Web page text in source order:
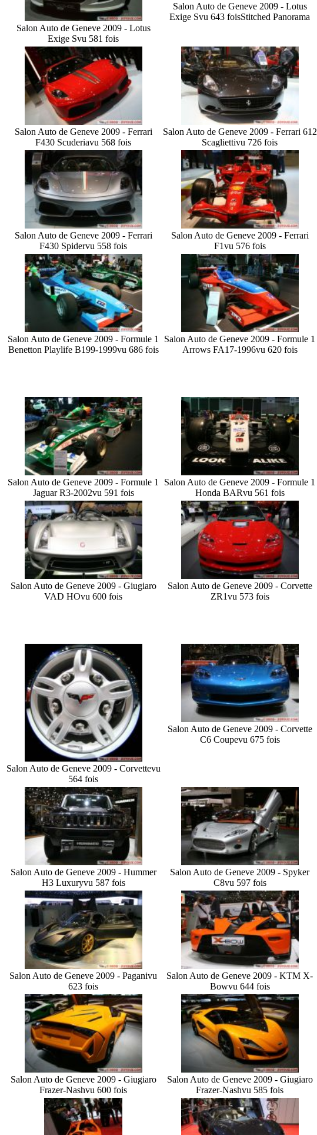
Salon Auto de Geneve 2009 - Lotus
Exige Svu 581 fois
Salon Auto de Geneve 2009 - Lotus
Exige Svu 643 foisStitched Panorama
Salon Auto de Geneve 2009 - Ferrari
F430 Scuderiavu 568 fois
Salon Auto de Geneve 2009 - Ferrari 612
Scagliettivu 726 fois
Salon Auto de Geneve 2009 - Ferrari
F430 Spidervu 558 fois
Salon Auto de Geneve 2009 - Ferrari
F1vu 576 fois
Salon Auto de Geneve 2009 - Formule 1
Benetton Playlife B199-1999vu 686 fois
Salon Auto de Geneve 2009 - Formule 1
Arrows FA17-1996vu 620 fois
Salon Auto de Geneve 2009 - Formule 1
Jaguar R3-2002vu 591 fois
Salon Auto de Geneve 2009 - Formule 1
Honda BARvu 561 fois
Salon Auto de Geneve 2009 - Giugiaro
VAD HOvu 600 fois
Salon Auto de Geneve 2009 - Corvette
ZR1vu 573 fois
Salon Auto de Geneve 2009 - Corvettevu
564 fois
Salon Auto de Geneve 2009 - Corvette
C6 Coupevu 675 fois
Salon Auto de Geneve 2009 - Hummer
H3 Luxuryvu 587 fois
Salon Auto de Geneve 2009 - Spyker
C8vu 597 fois
Salon Auto de Geneve 2009 - Paganivu
623 fois
Salon Auto de Geneve 2009 - KTM X-
Bowvu 644 fois
Salon Auto de Geneve 2009 - Giugiaro
Frazer-Nashvu 600 fois
Salon Auto de Geneve 2009 - Giugiaro
Frazer-Nashvu 585 fois